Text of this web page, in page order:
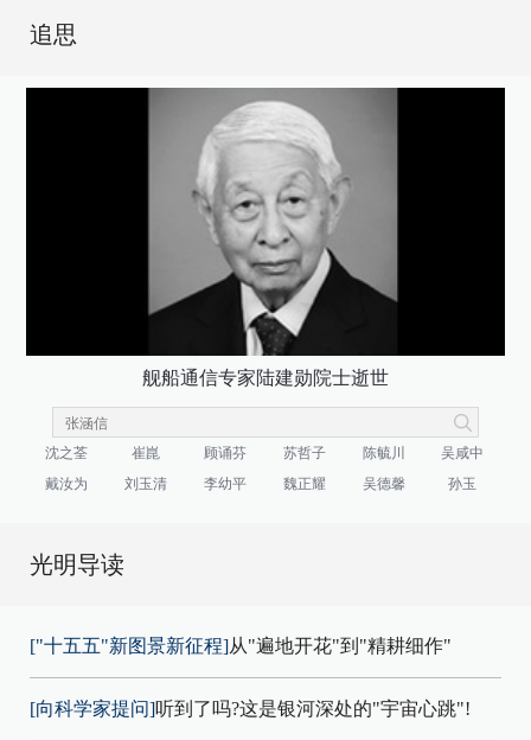
追思
舰船通信专家陆建勋院士逝世
沈之荃 崔崑 顾诵芬 苏哲子 陈毓川
吴咸中
戴汝为
刘玉清 李幼平 魏正耀 吴德馨 孙玉
光明导读
["十五五"新图景新征程]从"遍地开花"到"精耕细作"
[向科学家提问]听到了吗?这是银河深处的"宇宙心跳"!